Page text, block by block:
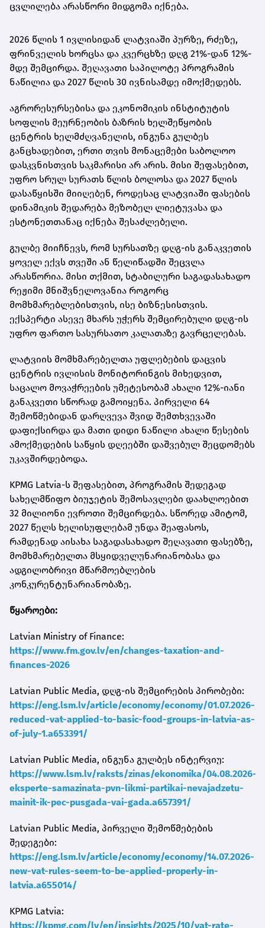
ცვლილება არასწორი მიდგომა იქნება.
2026 წლის 1 ივლისიდან ლატვიაში პურზე, რძეზე,
ფრინველის ხორცსა და კვერცხზე დღგ 21%-დან 12%-
მდე შემცირდა. შეღავათი საპილოტე პროგრამის
ნაწილია და 2027 წლის 30 ივნისამდე იმოქმედებს.
აგრორესურსებისა და ეკონომიკის ინსტიტუტის
სოფლის მეურნეობის ბაზრის ხელშეწყობის
ცენტრის ხელმძღვანელის, ინგუნა გულბეს
განცხადებით, ერთი თვის მონაცემები საბოლოო
დასკვნისთვის საკმარისი არ არის. მისი შეფასებით,
უფრო სრულ სურათს წლის ბოლოსა და 2027 წლის
დასაწყისში მიიღებენ, როდესაც ლატვიაში ფასების
დინამიკის შედარება მეზობელ ლიეტუვასა და
ესტონეთთანაც იქნება შესაძლებელი.
გულბე მიიჩნევს, რომ სურსათზე დღგ-ის განაკვეთის
ყოველ ექვს თვეში ან წელიწადში შეცვლა
არასწორია. მისი თქმით, სტაბილური საგადასახადო
რეჟიმი მნიშვნელოვანია როგორც
მომხმარებლებისთვის, ისე ბიზნესისთვის.
ექსპერტი ასევე მხარს უჭერს შემცირებული დღგ-ის
უფრო ფართო სასურსათო კალათაზე გავრცელებას.
ლატვიის მომხმარებელთა უფლებების დაცვის
ცენტრის ივლისის მონიტორინგის მიხედვით,
საცალო მოვაჭრეების უმეტესობამ ახალი 12%-იანი
განაკვეთი სწორად გამოიყენა. პირველი 64
შემოწმებიდან დარღვევა შვიდ შემთხვევაში
დაფიქსირდა და მათი დიდი ნაწილი ახალი წესების
ამოქმედების საწყის დღეებში დაშვებულ შეცდომებს
უკავშირდებოდა.
KPMG Latvia-ს შეფასებით, პროგრამის შედეგად
სახელმწიფო ბიუჯეტის შემოსავლები დაახლოებით
32 მილიონი ევროთი შემცირდება. სწორედ ამიტომ,
2027 წელს ხელისუფლებამ უნდა შეაფასოს,
რამდენად აისახა საგადასახადო შეღავათი ფასებზე,
მომხმარებელთა მსყიდველუნარიანობასა და
ადგილობრივი მწარმოებლების
კონკურენტუნარიანობაზე.
წყაროები:
Latvian Ministry of Finance:
https://www.fm.gov.lv/en/changes-taxation-and-
finances-2026
Latvian Public Media, დღგ-ის შემცირების პირობები:
https://eng.lsm.lv/article/economy/economy/01.07.2026-
reduced-vat-applied-to-basic-food-groups-in-latvia-as-
of-july-1.a653391/
Latvian Public Media, ინგუნა გულბეს ინტერვიუ:
https://www.lsm.lv/raksts/zinas/ekonomika/04.08.2026-
eksperte-samazinata-pvn-likmi-partikai-nevajadzetu-
mainit-ik-pec-pusgada-vai-gada.a657391/
Latvian Public Media, პირველი შემოწმებების
შედეგები:
https://eng.lsm.lv/article/economy/economy/14.07.2026-
new-vat-rules-seem-to-be-applied-properly-in-
latvia.a655014/
KPMG Latvia:
https://kpmg.com/lv/en/insights/2025/10/vat-rate-